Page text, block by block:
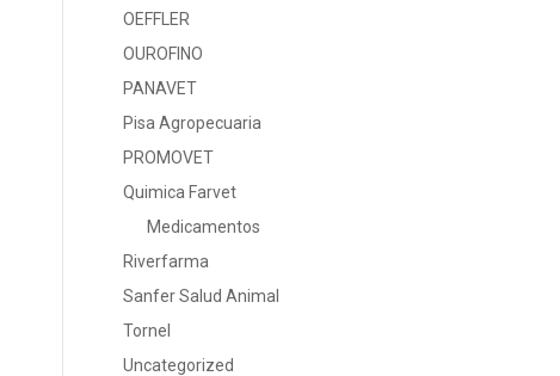
OEFFLER
OUROFINO
PANAVET
Pisa Agropecuaria
PROMOVET
Quimica Farvet
Medicamentos
Riverfarma
Sanfer Salud Animal
Tornel
Uncategorized